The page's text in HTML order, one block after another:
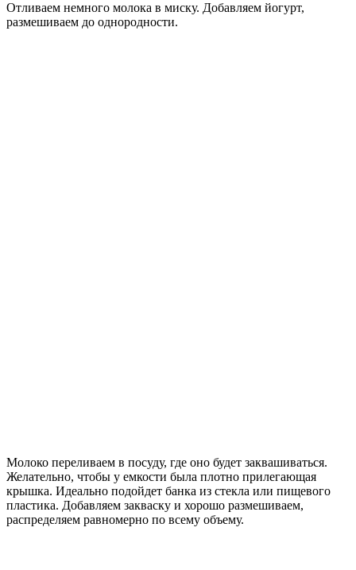
Отливаем немного молока в миску. Добавляем йогурт,
размешиваем до однородности.
Молоко переливаем в посуду, где оно будет заквашиваться.
Желательно, чтобы у емкости была плотно прилегающая
крышка. Идеально подойдет банка из стекла или пищевого
пластика. Добавляем закваску и хорошо размешиваем,
распределяем равномерно по всему объему.